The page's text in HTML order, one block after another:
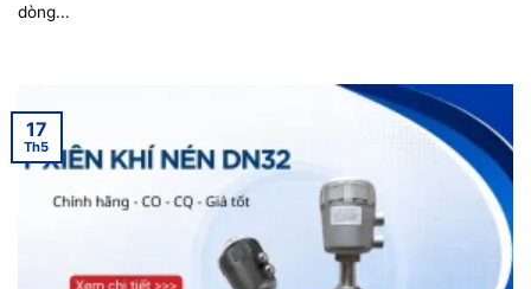
dòng...
17
Th5